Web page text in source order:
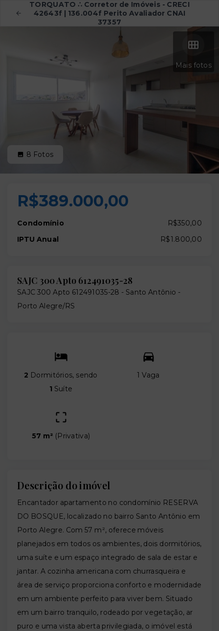
TORQUATO ∴ Corretor de Imóveis - CRECI
42643f | 136.004f Perito Avaliador CNAI
37357
Mais fotos
8 Fotos
R$389.000,00
Condomínio
R$350,00
IPTU Anual
R$1.800,00
SAJC 300 Apto 612491035-28
SAJC 300 Apto 612491035-28 - Santo Antônio -
Porto Alegre/RS
2 Dormitórios, sendo
1 Suíte
1 Vaga
57 m² (Privativa)
Descrição do imóvel
Encantador apartamento no condomínio RESERVA
DO BOSQUE, localizado no bairro Santo Antônio em
Porto Alegre. Com 57 m², oferece móveis
planejados em todos os ambientes, dois dormitórios,
uma suíte e um espaço integrado de sala de estar e
jantar. A cozinha americana com churrasqueira e
área de serviço proporciona conforto e modernidade
em um ambiente perfeito para viver bem. Situado
em um bairro tranquilo, rodeado por vegetação, ar
puro e uma vista aberta privilegiada, o imóvel está